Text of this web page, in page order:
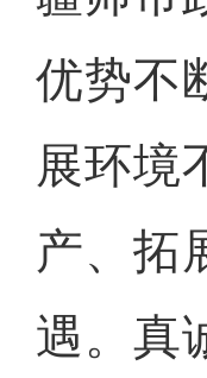
优势不
展环境
产、拓
遇。真